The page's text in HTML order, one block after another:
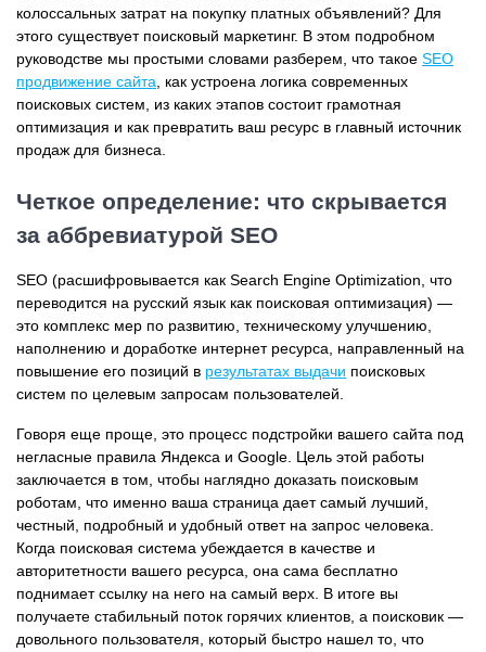
колоссальных затрат на покупку платных объявлений? Для
этого существует поисковый маркетинг. В этом подробном
руководстве мы простыми словами разберем, что такое SEO
продвижение сайта , как устроена логика современных
поисковых систем, из каких этапов состоит грамотная
оптимизация и как превратить ваш ресурс в главный источник
продаж для бизнеса.
Четкое определение: что скрывается
за аббревиатурой SEO
SEO (расшифровывается как Search Engine Optimization, что
переводится на русский язык как поисковая оптимизация) —
это комплекс мер по развитию, техническому улучшению,
наполнению и доработке интернет ресурса, направленный на
повышение его позиций в результатах выдачи поисковых
систем по целевым запросам пользователей.
Говоря еще проще, это процесс подстройки вашего сайта под
негласные правила Яндекса и Google. Цель этой работы
заключается в том, чтобы наглядно доказать поисковым
роботам, что именно ваша страница дает самый лучший,
честный, подробный и удобный ответ на запрос человека.
Когда поисковая система убеждается в качестве и
авторитетности вашего ресурса, она сама бесплатно
поднимает ссылку на него на самый верх. В итоге вы
получаете стабильный поток горячих клиентов, а поисковик —
довольного пользователя, который быстро нашел то, что